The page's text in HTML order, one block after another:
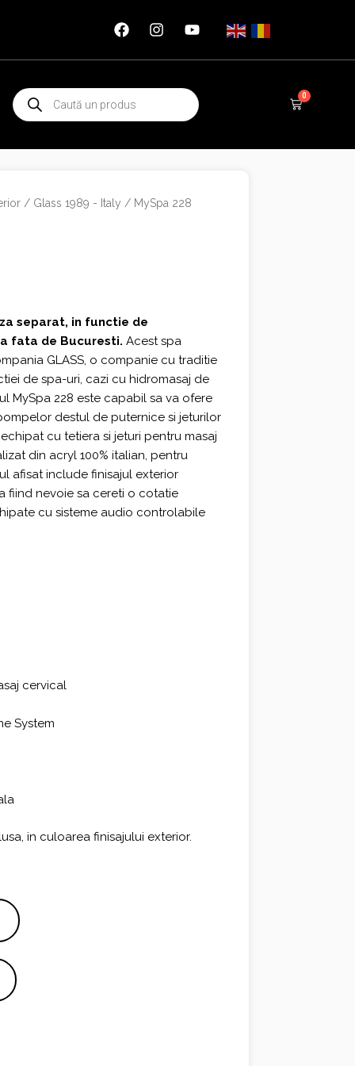
Products
search
0
Cart
/ Glass 1989 - Italy / MySpa 228
separat, in functie de
fata de Bucuresti.Acest spa
GLASS, o companie cu traditie
de spa-uri, cazi cu hidromasaj de
MySpa 228 este capabil sa va ofere
destul de puternice si jeturilor
cu tetiera si jeturi pentru masaj
din acryl 100% italian, pentru
afisat include finisajul exterior
fiind nevoie sa cereti o cotatie
cu sisteme audio controlabile
cervical
System
in culoarea finisajului exterior.